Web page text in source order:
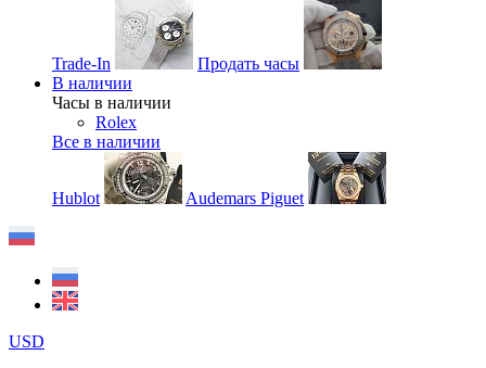
Trade-In
Продать часы
В наличии
Часы в наличии
Rolex
Все в наличии
Hublot Audemars Piguet
USD